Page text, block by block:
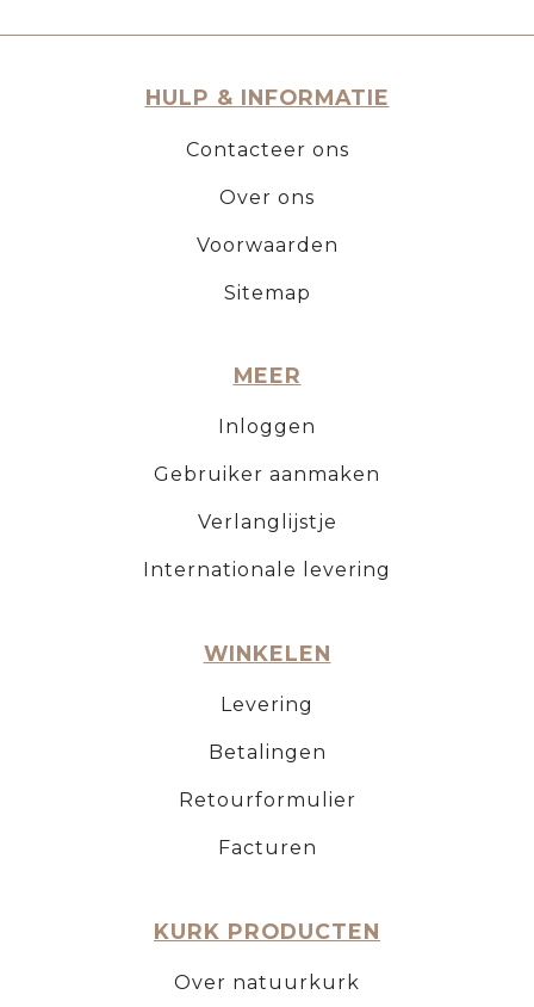
HULP & INFORMATIE
Contacteer ons
Over ons
Voorwaarden
Sitemap
MEER
Inloggen
Gebruiker aanmaken
Verlanglijstje
Internationale levering
WINKELEN
Levering
Betalingen
Retourformulier
Facturen
KURK PRODUCTEN
Over natuurkurk